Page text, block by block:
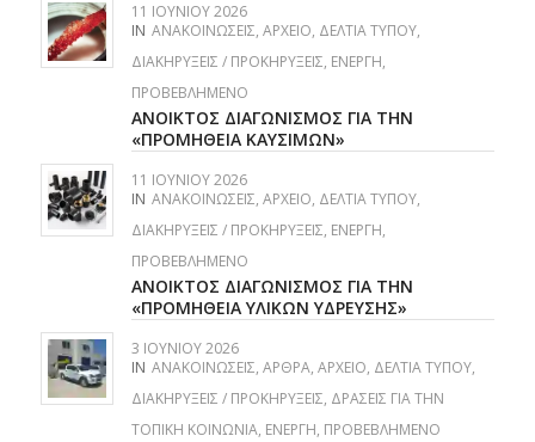
11 ΙΟΥΝΊΟΥ 2026
IN ΑΝΑΚΟΙΝΏΣΕΙΣ, ΑΡΧΕΊΟ, ΔΕΛΤΊΑ ΤΎΠΟΥ,
ΔΙΑΚΗΡΎΞΕΙΣ / ΠΡΟΚΗΡΎΞΕΙΣ, ΕΝΕΡΓΉ,
ΠΡΟΒΕΒΛΗΜΈΝΟ
ΑΝΟΙΚΤΟΣ ΔΙΑΓΩΝΙΣΜΟΣ ΓΙΑ ΤΗΝ
«ΠΡΟΜΗΘΕΙΑ ΚΑΥΣΙΜΩΝ»
11 ΙΟΥΝΊΟΥ 2026
IN ΑΝΑΚΟΙΝΏΣΕΙΣ, ΑΡΧΕΊΟ, ΔΕΛΤΊΑ ΤΎΠΟΥ,
ΔΙΑΚΗΡΎΞΕΙΣ / ΠΡΟΚΗΡΎΞΕΙΣ, ΕΝΕΡΓΉ,
ΠΡΟΒΕΒΛΗΜΈΝΟ
ΑΝΟΙΚΤΟΣ ΔΙΑΓΩΝΙΣΜΟΣ ΓΙΑ ΤΗΝ
«ΠΡΟΜΗΘΕΙΑ ΥΛΙΚΩΝ ΥΔΡΕΥΣΗΣ»
3 ΙΟΥΝΊΟΥ 2026
IN ΑΝΑΚΟΙΝΏΣΕΙΣ, ΆΡΘΡΑ, ΑΡΧΕΊΟ, ΔΕΛΤΊΑ ΤΎΠΟΥ,
ΔΙΑΚΗΡΎΞΕΙΣ / ΠΡΟΚΗΡΎΞΕΙΣ, ΔΡΆΣΕΙΣ ΓΙΑ ΤΗΝ
ΤΟΠΙΚΉ ΚΟΙΝΩΝΊΑ, ΕΝΕΡΓΉ, ΠΡΟΒΕΒΛΗΜΈΝΟ